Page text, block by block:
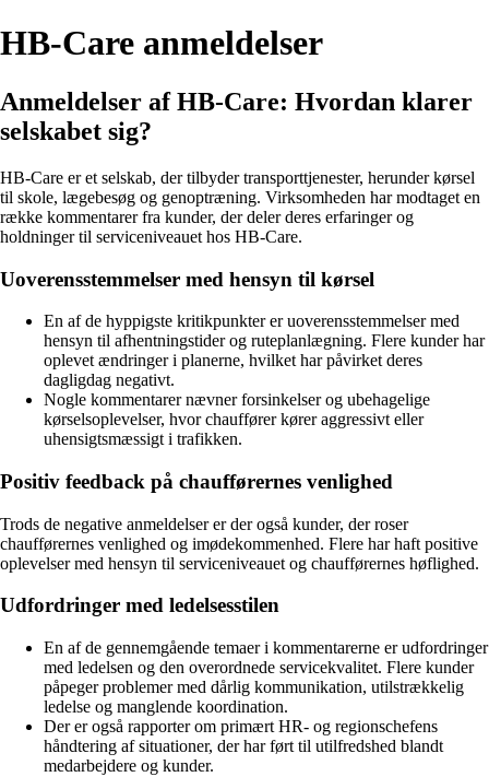
HB-Care anmeldelser
Anmeldelser af HB-Care: Hvordan klarer
selskabet sig?
HB-Care er et selskab, der tilbyder transporttjenester, herunder kørsel
til skole, lægebesøg og genoptræning. Virksomheden har modtaget en
række kommentarer fra kunder, der deler deres erfaringer og
holdninger til serviceniveauet hos HB-Care.
Uoverensstemmelser med hensyn til kørsel
En af de hyppigste kritikpunkter er uoverensstemmelser med
hensyn til afhentningstider og ruteplanlægning. Flere kunder har
oplevet ændringer i planerne, hvilket har påvirket deres
dagligdag negativt.
Nogle kommentarer nævner forsinkelser og ubehagelige
kørselsoplevelser, hvor chauffører kører aggressivt eller
uhensigtsmæssigt i trafikken.
Positiv feedback på chaufførernes venlighed
Trods de negative anmeldelser er der også kunder, der roser
chaufførernes venlighed og imødekommenhed. Flere har haft positive
oplevelser med hensyn til serviceniveauet og chaufførernes høflighed.
Udfordringer med ledelsesstilen
En af de gennemgående temaer i kommentarerne er udfordringer
med ledelsen og den overordnede servicekvalitet. Flere kunder
påpeger problemer med dårlig kommunikation, utilstrækkelig
ledelse og manglende koordination.
Der er også rapporter om primært HR- og regionschefens
håndtering af situationer, der har ført til utilfredshed blandt
medarbejdere og kunder.